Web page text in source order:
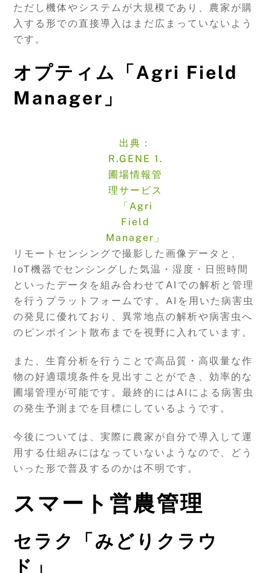
ただし機体やシステムが大規模であり、農家が購
入する形での直接導入はまだ広まっていないよう
です。
オプティム「Agri Field
Manager」
出典：
R.GENE 1.
圃場情報管
理サービス
「Agri
Field
Manager」
リモートセンシングで撮影した画像データと、
IoT機器でセンシングした気温・湿度・日照時間
といったデータを組み合わせてAIでの解析と管理
を行うプラットフォームです。AIを用いた病害虫
の発見に優れており、異常地点の解析や病害虫へ
のピンポイント散布までを視野に入れています。
また、生育分析を行うことで高品質・高収量な作
物の好適環境条件を見出すことができ、効率的な
圃場管理が可能です。最終的にはAIによる病害虫
の発生予測までを目標にしているようです。
今後については、実際に農家が自分で導入して運
用する仕組みにはなっていないようなので、どう
いった形で普及するのかは不明です。
スマート営農管理
セラク「みどりクラウ
ド」